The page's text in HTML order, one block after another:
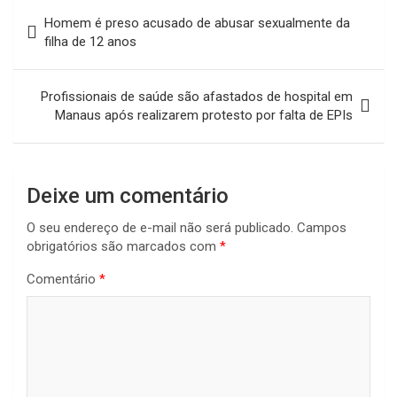
de
Post
Homem é preso acusado de abusar sexualmente da
filha de 12 anos
Profissionais de saúde são afastados de hospital em
Manaus após realizarem protesto por falta de EPIs
Deixe um comentário
O seu endereço de e-mail não será publicado. Campos
obrigatórios são marcados com *
Comentário *